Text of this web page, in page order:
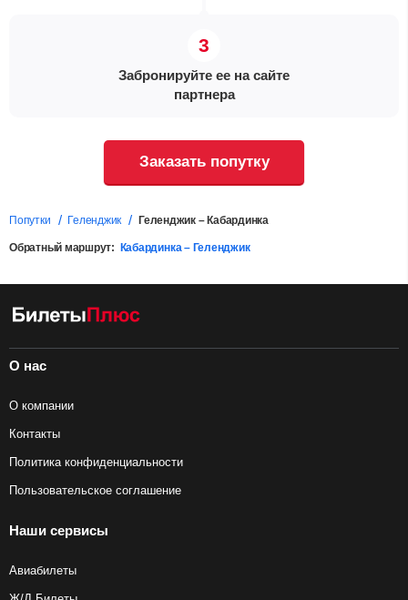
Забронируйте ее на сайте
партнера
Заказать попутку
Попутки Геленджик Геленджик – Кабардинка
Обратный маршрут: Кабардинка – Геленджик
О нас
О компании
Контакты
Политика конфиденциальности
Пользовательское соглашение
Наши сервисы
Авиабилеты